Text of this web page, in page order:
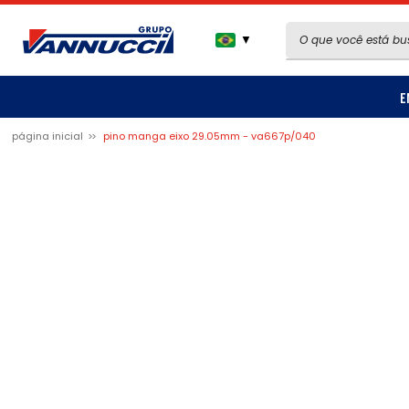
▼
página inicial pino manga eixo 29.05mm - va667p/040